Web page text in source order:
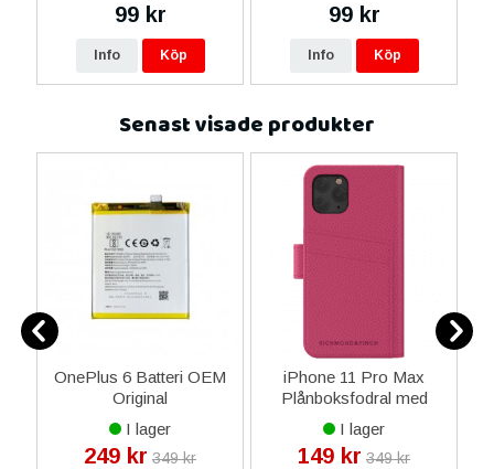
99 kr
Info Köp
99 kr
Info Köp
Senast visade produkter
OnePlus 6 Batteri OEM
Original
I lager
249 kr 349 kr
iPhone 11 Pro Max
Plånboksfodral med
magnet - Richmond &
Finch - Rosa
I lager
149 kr 349 kr